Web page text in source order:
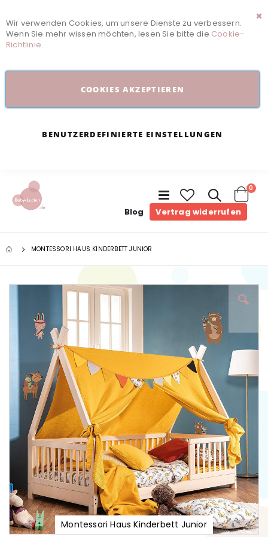
Wir verwenden Cookies, um unsere Dienste zu verbessern.
Wenn Sie mehr wissen möchten, lesen Sie bitte die Cookie-
Richtlinie.
COOKIES AKZEPTIEREN
BENUTZERDEFINIERTE EINSTELLUNGEN
Navigation
umschalten
Blog Vertrag widerrufenCart
0
MONTESSORI HAUS KINDERBETT JUNIOR
Zum
Bildgalerie
springen
Montessori Haus Kinderbett Junior